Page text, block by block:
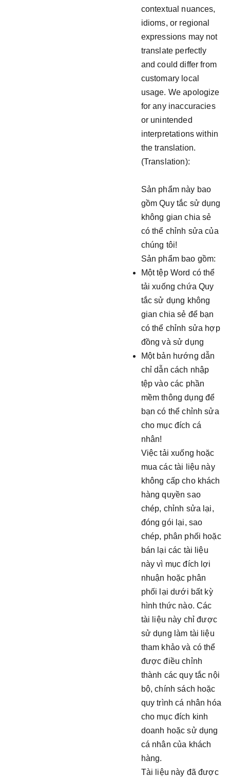
contextual nuances,
idioms, or regional
expressions may not
translate perfectly
and could differ from
customary local
usage. We apologize
for any inaccuracies
or unintended
interpretations within
the translation.
(Translation):
Sản phẩm này bao
gồm Quy tắc sử dụng
không gian chia sẻ
có thể chỉnh sửa của
chúng tôi!
Sản phẩm bao gồm:
Một tệp Word có thể
tải xuống chứa Quy
tắc sử dụng không
gian chia sẻ để bạn
có thể chỉnh sửa hợp
đồng và sử dụng
Một bản hướng dẫn
chỉ dẫn cách nhập
tệp vào các phần
mềm thông dụng để
bạn có thể chỉnh sửa
cho mục đích cá
nhân!
Việc tải xuống hoặc
mua các tài liệu này
không cấp cho khách
hàng quyền sao
chép, chỉnh sửa lại,
đóng gói lại, sao
chép, phân phối hoặc
bán lại các tài liệu
này vì mục đích lợi
nhuận hoặc phân
phối lại dưới bất kỳ
hình thức nào. Các
tài liệu này chỉ được
sử dụng làm tài liệu
tham khảo và có thể
được điều chỉnh
thành các quy tắc nội
bộ, chính sách hoặc
quy trình cá nhân hóa
cho mục đích kinh
doanh hoặc sử dụng
cá nhân của khách
hàng.
Tài liệu này đã được